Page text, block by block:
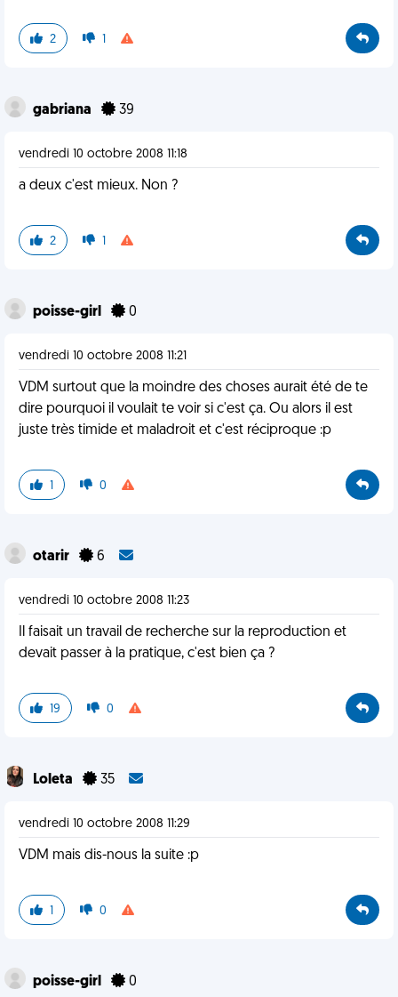
2 1
gabriana 39
vendredi 10 octobre 2008 11:18
a deux c'est mieux. Non ?
2 1
poisse-girl 0
vendredi 10 octobre 2008 11:21
VDM surtout que la moindre des choses aurait été de te
dire pourquoi il voulait te voir si c'est ça. Ou alors il est
juste très timide et maladroit et c'est réciproque :p
1 0
otarir 6
vendredi 10 octobre 2008 11:23
Il faisait un travail de recherche sur la reproduction et
devait passer à la pratique, c'est bien ça ?
19 0
Loleta 35
vendredi 10 octobre 2008 11:29
VDM mais dis-nous la suite :p
1 0
poisse-girl 0